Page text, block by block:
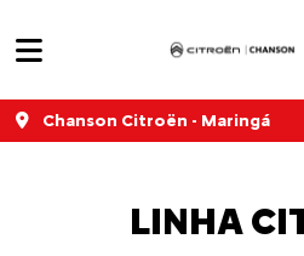
Chanson Citroën - Maringá
LINHA